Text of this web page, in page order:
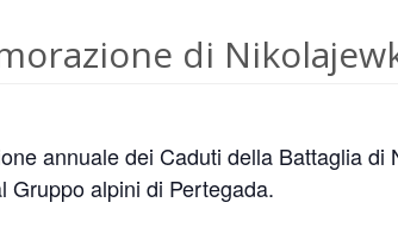
di
annuale dei Caduti della Battaglia di
Gruppo alpini di Pertegada.